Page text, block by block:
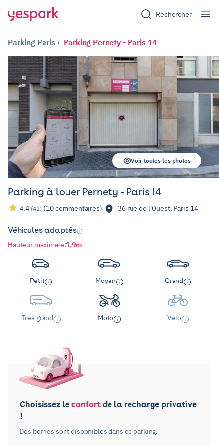
Rechercher
Parking Paris Parking Pernety - Paris 14
Parking à louer Pernety - Paris 14
4.4 (42) (10commentaires) 36 rue de l'Ouest, Paris 14
Voir toutes les photos
Véhicules adaptés
Hauteur maximale:1,9m
Petit Moyen Grand
Très grand Moto Vélo
Choisissez le confort de la recharge privative
!
Des bornes sont disponibles dans ce parking.